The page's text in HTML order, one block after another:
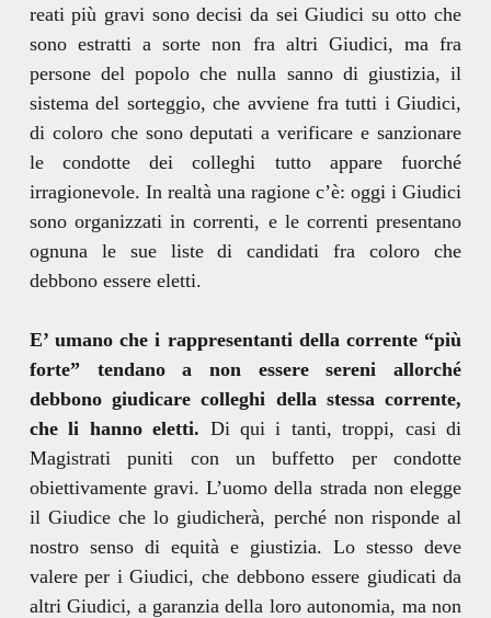
reati più gravi sono decisi da sei Giudici su otto che
sono estratti a sorte non fra altri Giudici, ma fra
persone del popolo che nulla sanno di giustizia, il
sistema del sorteggio, che avviene fra tutti i Giudici,
di coloro che sono deputati a verificare e sanzionare
le condotte dei colleghi tutto appare fuorché
irragionevole. In realtà una ragione c’è: oggi i Giudici
sono organizzati in correnti, e le correnti presentano
ognuna le sue liste di candidati fra coloro che
debbono essere eletti.
E’ umano che i rappresentanti della corrente “più
forte” tendano a non essere sereni allorché
debbono giudicare colleghi della stessa corrente,
che li hanno eletti. Di qui i tanti, troppi, casi di
Magistrati puniti con un buffetto per condotte
obiettivamente gravi. L’uomo della strada non elegge
il Giudice che lo giudicherà, perché non risponde al
nostro senso di equità e giustizia. Lo stesso deve
valere per i Giudici, che debbono essere giudicati da
altri Giudici, a garanzia della loro autonomia, ma non